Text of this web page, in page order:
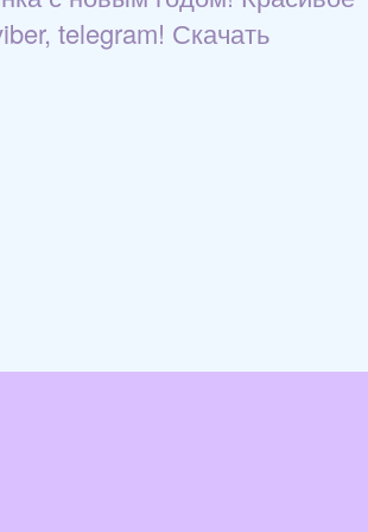
telegram! Скачать